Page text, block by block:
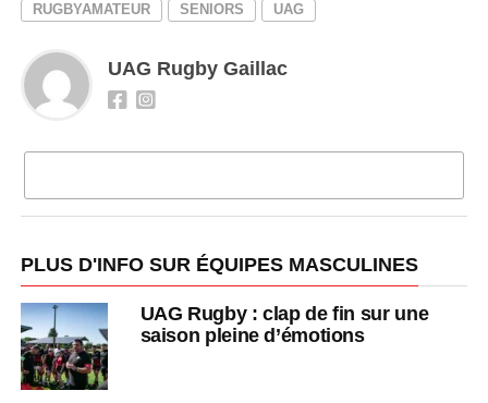
RUGBYAMATEUR SENIORS UAG
UAG Rugby Gaillac
PLUS D'INFO SUR ÉQUIPES MASCULINES
UAG Rugby : clap de fin sur une
saison pleine d’émotions